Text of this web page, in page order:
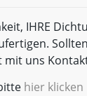
IHRE
uns
hier klicken